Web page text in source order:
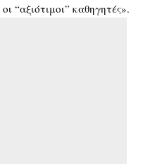
“αξιότιμοι” καθηγητές».